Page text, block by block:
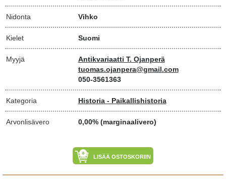
Nidonta Vihko
Kielet Suomi
Myyjä
Antikvariaatti T. Ojanperä
tuomas.ojanpera@gmail.com
050-3561363
Kategoria Historia - Paikallishistoria
Arvonlisävero 0,00% (marginaalivero)
LISÄÄ OSTOSKORIIN